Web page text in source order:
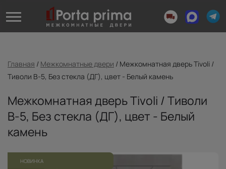
Главная / Межкомнатные двери / Межкомнатная дверь Tivoli /
Тиволи В-5, Без стекла (ДГ), цвет - Белый камень
Межкомнатная дверь Tivoli / Тиволи
В-5, Без стекла (ДГ), цвет - Белый
камень
НОВИНКА